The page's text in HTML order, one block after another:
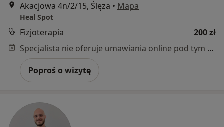
Akacjowa 4n/2/15, Ślęza • Mapa
Heal Spot
Fizjoterapia
200 zł
Specjalista nie oferuje umawiania online pod tym adresem.
Poproś o wizytę